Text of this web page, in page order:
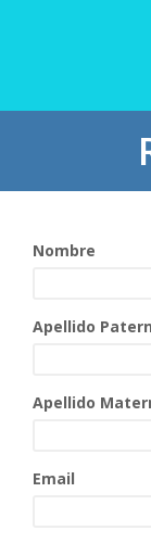
Nombre
Apellido
Apellido
Email